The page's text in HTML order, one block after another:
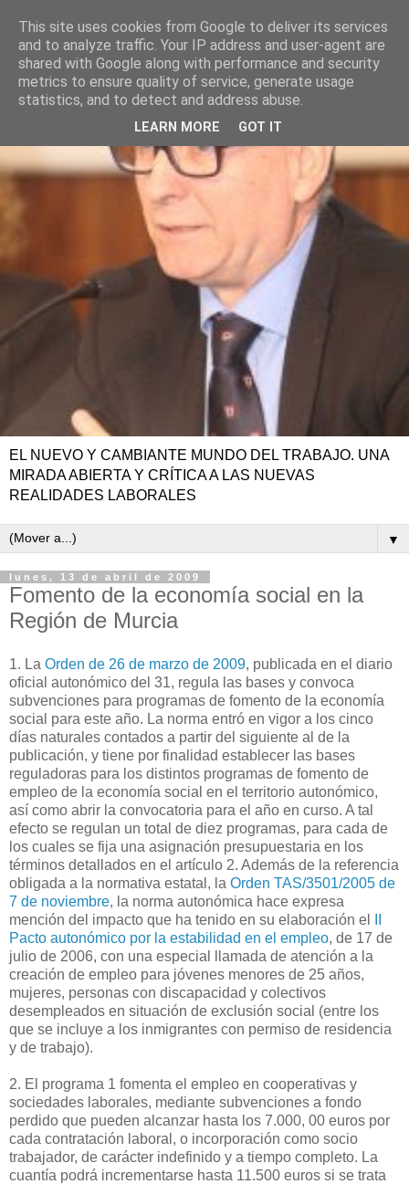
EL NUEVO Y CAMBIANTE MUNDO DEL TRABAJO. UNA
MIRADA ABIERTA Y CRÍTICA A LAS NUEVAS
REALIDADES LABORALES
▼
lunes, 13 de abril de 2009
Fomento de la economía social en la
Región de Murcia
1. La Orden de 26 de marzo de 2009, publicada en el diario
oficial autonómico del 31, regula las bases y convoca
subvenciones para programas de fomento de la economía
social para este año. La norma entró en vigor a los cinco
días naturales contados a partir del siguiente al de la
publicación, y tiene por finalidad establecer las bases
reguladoras para los distintos programas de fomento de
empleo de la economía social en el territorio autonómico,
así como abrir la convocatoria para el año en curso. A tal
efecto se regulan un total de diez programas, para cada de
los cuales se fija una asignación presupuestaria en los
términos detallados en el artículo 2. Además de la referencia
obligada a la normativa estatal, la Orden TAS/3501/2005 de
7 de noviembre, la norma autonómica hace expresa
mención del impacto que ha tenido en su elaboración el
Pacto autonómico por la estabilidad en el empleo, de 17 de
julio de 2006, con una especial llamada de atención a la
creación de empleo para jóvenes menores de 25 años,
mujeres, personas con discapacidad y colectivos
desempleados en situación de exclusión social (entre los
que se incluye a los inmigrantes con permiso de residencia
y de trabajo).
2. El programa 1 fomenta el empleo en cooperativas y
sociedades laborales, mediante subvenciones a fondo
perdido que pueden alcanzar hasta los 7.000, 00 euros por
cada contratación laboral, o incorporación como socio
trabajador, de carácter indefinido y a tiempo completo. La
cuantía podrá incrementarse hasta 11.500 euros si se trata
This site uses cookies from Google to deliver its services
and to analyze traffic. Your IP address and user-agent are
shared with Google along with performance and security
metrics to ensure quality of service, generate usage
statistics, and to detect and address abuse.
LEARN MORE GOT IT